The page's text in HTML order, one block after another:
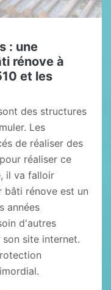
: une
rénove à
et les
des structures
Les
de réaliser des
réaliser ce
il va falloir
bâti rénove est un
années
d'autres
site internet.